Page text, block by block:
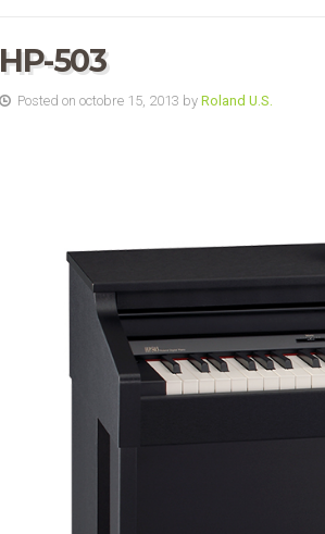
HP-503
Posted on octobre 15, 2013 by Roland U.S.